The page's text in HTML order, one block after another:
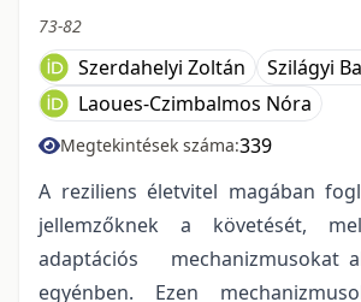
73-82
Szerdahelyi Zoltán
Szilágyi
Laoues-Czimbalmos Nóra
Megtekintések száma:339
A reziliens életvitel magában
jellemzőknek a követését,
adaptációs mechanizmusokat
egyénben. Ezen